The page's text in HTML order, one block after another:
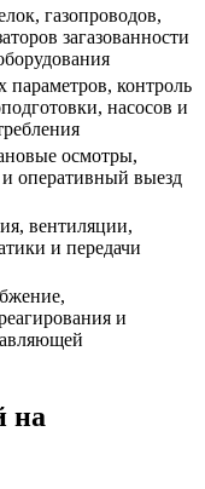
газопроводов,
загазованности
контроль
насосов и
осмотры,
оперативный выезд
вентиляции,
и передачи
и
на